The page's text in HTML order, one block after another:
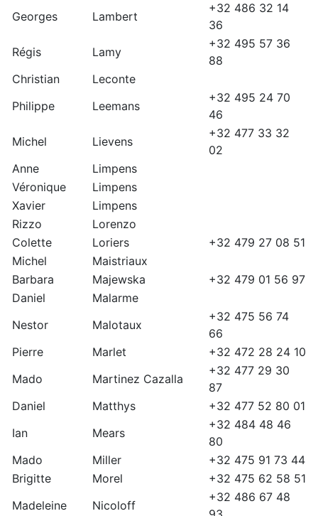
Georges
Lambert
+32 486 32 14
36
Régis
Lamy
+32 495 57 36
88
Christian
Leconte
Philippe
Leemans
+32 495 24 70
46
Michel
Lievens
+32 477 33 32
02
Anne
Limpens
Véronique
Limpens
Xavier
Limpens
Rizzo
Lorenzo
Colette
Loriers
+32 479 27 08 51
Michel
Maistriaux
Barbara
Majewska
+32 479 01 56 97
Daniel
Malarme
Nestor
Malotaux
+32 475 56 74
66
Pierre
Marlet
+32 472 28 24 10
Mado
Martinez Cazalla
+32 477 29 30
87
Daniel
Matthys
+32 477 52 80 01
Ian
Mears
+32 484 48 46
80
Mado
Miller
+32 475 91 73 44
Brigitte
Morel
+32 475 62 58 51
Madeleine
Nicoloff
+32 486 67 48